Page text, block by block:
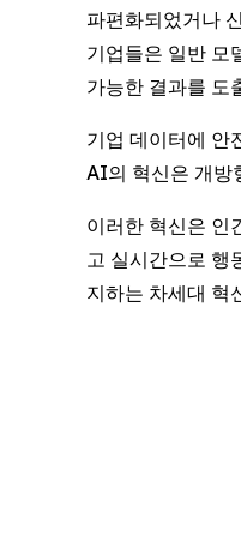
파편화되었거나
기업들은 일반 모
가능한 결과를 도
기업 데이터에 안
AI의 혁신은 개방
이러한 혁신은 인
고 실시간으로 행
지하는 차세대 혁